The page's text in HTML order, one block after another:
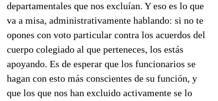
departamentales que nos excluían. Y eso es lo que
va a misa, administrativamente hablando: si no te
opones con voto particular contra los acuerdos del
cuerpo colegiado al que perteneces, los estás
apoyando. Es de esperar que los funcionarios se
hagan con esto más conscientes de su función, y
que los que nos han excluido activamente se lo